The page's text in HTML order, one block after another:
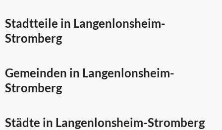
Stadtteile in Langenlonsheim-
Stromberg
Gemeinden in Langenlonsheim-
Stromberg
Städte in Langenlonsheim-Stromberg